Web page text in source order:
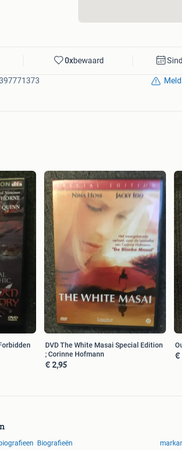
0xbewaard
DVD The White Masai Special Edition
; Corinne Hofmann
€ 2,95
€
Biografieën